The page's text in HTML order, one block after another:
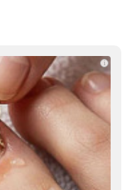
i